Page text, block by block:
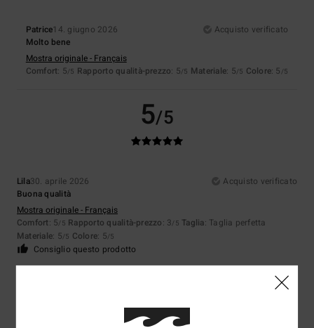
Patrice14. giugno 2026
Acquisto verificato
Molto bene
Mostra originale - Français
Comfort: 5/5 Rapporto qualità-prezzo: 5/5 Materiale: 5/5 Colore: 5 /5
5/5
Lila30. aprile 2026
Acquisto verificato
Buona qualità
Mostra originale - Français
Comfort: 5/5 Rapporto qualità-prezzo: 3/5 Taglia: Taglia perfetta
Materiale: 5/5 Colore: 5/5
Consiglio questo prodotto